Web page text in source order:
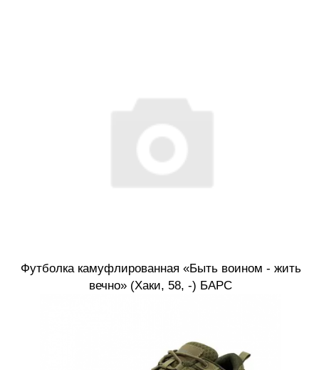
Футболка камуфлированная «Быть воином - жить
вечно» (Хаки, 58, -) БАРС